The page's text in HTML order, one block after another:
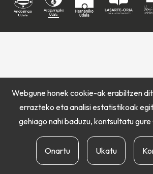
Webgune honek cookie-ak erabiltzen
errazteko eta analisi estatistikoak
gehiago nahi baduzu, kontsultatu gure
Onartu Ukatu